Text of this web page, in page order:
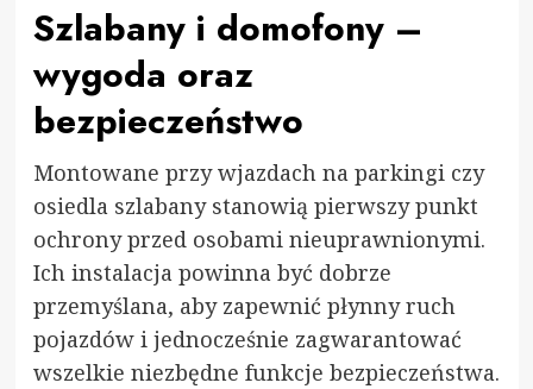
Szlabany i domofony –
wygoda oraz
bezpieczeństwo
Montowane przy wjazdach na parkingi czy
osiedla szlabany stanowią pierwszy punkt
ochrony przed osobami nieuprawnionymi.
Ich instalacja powinna być dobrze
przemyślana, aby zapewnić płynny ruch
pojazdów i jednocześnie zagwarantować
wszelkie niezbędne funkcje bezpieczeństwa.